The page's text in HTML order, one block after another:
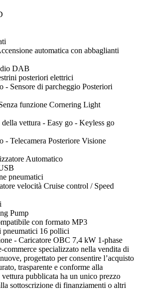
automatica con abbaglianti
DAB
posteriori elettrici
- Sensore di parcheggio Posteriori
funzione Cornering Light
vettura - Easy go - Keyless go
- Telecamera Posteriore Visione
Automatico
pneumatici
velocità Cruise control / Speed
Pump
con formato MP3
pneumatici 16 pollici
- Caricatore OBC 7,4 kW 1-phase
specializzato nella vendita di
progettato per consentire l’acquisto
trasparente e conforme alla
pubblicata ha un unico prezzo
sottoscrizione di finanziamenti o altri